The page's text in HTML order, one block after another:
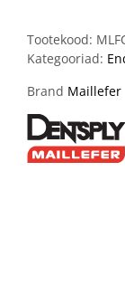
Tootekood:
Kategooriad:
Brand Maillefer